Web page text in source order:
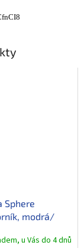
Sphere
modrá/
u Vás do 4 dnů